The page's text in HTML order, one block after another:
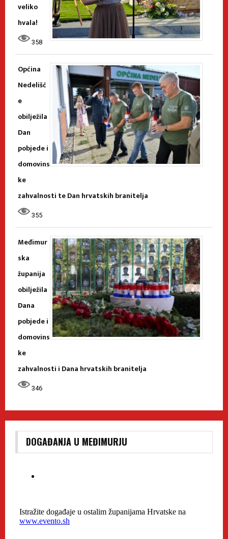
veliko
hvala!
358
Općina
Nedelišć
e
obilježila
Dan
pobjede i
domovins
ke
zahvalnosti te Dan hrvatskih branitelja
355
Međimur
ska
županija
obilježila
Dana
pobjede i
domovins
ke
zahvalnosti i Dana hrvatskih branitelja
346
DOGAĐANJA U MEĐIMURJU